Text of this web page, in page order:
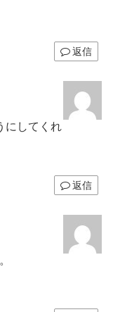
返信
にしてくれ
返信